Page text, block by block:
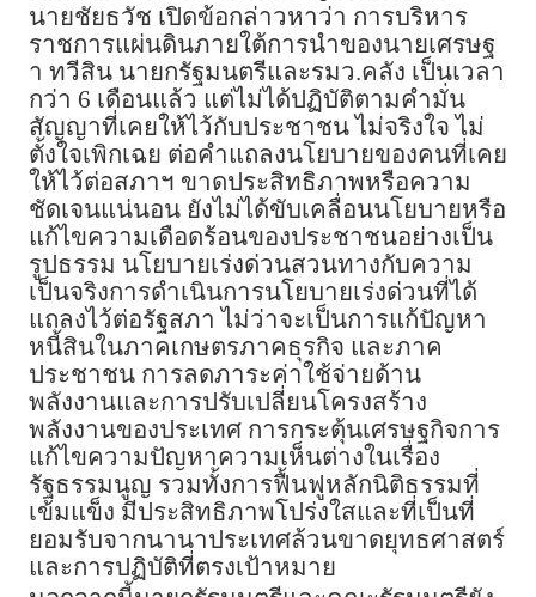
นายชัยธวัช เปิดข้อกล่าวหาว่า การบริหาร
ราชการแผ่นดินภายใต้การนำของนายเศรษฐ
า ทวีสิน นายกรัฐมนตรีและรมว.คลัง เป็นเวลา
กว่า 6 เดือนแล้ว แต่ไม่ได้ปฏิบัติตามคำมั่น
สัญญาที่เคยให้ไว้กับประชาชน ไม่จริงใจ ไม่
ตั้งใจเพิกเฉย ต่อคำแถลงนโยบายของคนที่เคย
ให้ไว้ต่อสภาฯ ขาดประสิทธิภาพหรือความ
ชัดเจนแน่นอน ยังไม่ได้ขับเคลื่อนนโยบายหรือ
แก้ไขความเดือดร้อนของประชาชนอย่างเป็น
รูปธรรม นโยบายเร่งด่วนสวนทางกับความ
เป็นจริงการดำเนินการนโยบายเร่งด่วนที่ได้
แถลงไว้ต่อรัฐสภา ไม่ว่าจะเป็นการแก้ปัญหา
หนี้สินในภาคเกษตรภาคธุรกิจ และภาค
ประชาชน การลดภาระค่าใช้จ่ายด้าน
พลังงานและการปรับเปลี่ยนโครงสร้าง
พลังงานของประเทศ การกระตุ้นเศรษฐกิจการ
แก้ไขความปัญหาความเห็นต่างในเรื่อง
รัฐธรรมนูญ รวมทั้งการฟื้นฟูหลักนิติธรรมที่
เข้มแข็ง มีประสิทธิภาพโปร่งใสและที่เป็นที่
ยอมรับจากนานาประเทศล้วนขาดยุทธศาสตร์
และการปฏิบัติที่ตรงเป้าหมาย